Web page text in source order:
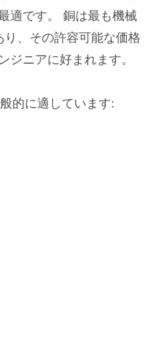
適です。 銅は最も機械
、その許容可能な価格
ジニアに好まれます。
的に適しています: